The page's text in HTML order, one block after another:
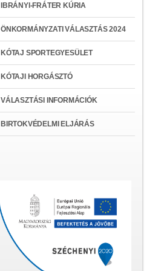
IBRÁNYI-FRÁTER KÚRIA
ÖNKORMÁNYZATI VÁLASZTÁS 2024
KÓTAJ SPORTEGYESÜLET
KÓTAJI HORGÁSZTÓ
VÁLASZTÁSI INFORMÁCIÓK
BIRTOKVÉDELMI ELJÁRÁS